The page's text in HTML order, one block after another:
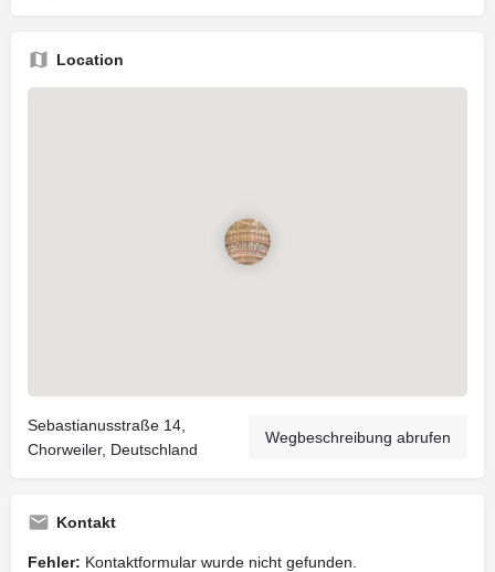
Location
Sebastianusstraße 14,
Chorweiler, Deutschland
Wegbeschreibung abrufen
Kontakt
Fehler: Kontaktformular wurde nicht gefunden.